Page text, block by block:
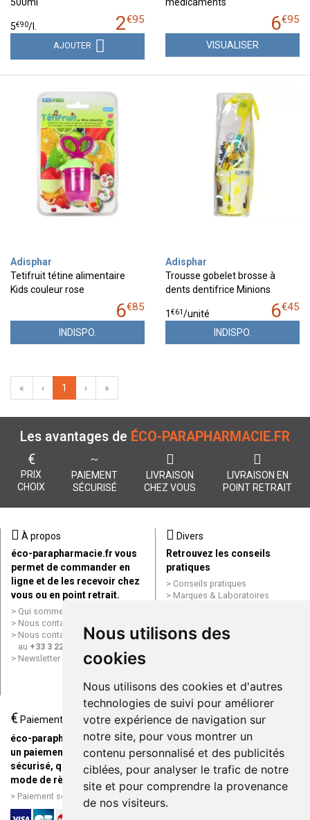
Nous utilisons des
cookies
Nous utilisons des cookies et d'autres
technologies de suivi pour améliorer
votre expérience de navigation sur
notre site, pour vous montrer un
contenu personnalisé et des publicités
ciblées, pour analyser le trafic de notre
site et pour comprendre la provenance
de nos visiteurs.
2€95
5€90/l.
AJOUTER
6€95
VISUALISER
Adisphar
Tetifruit tétine alimentaire
Kids couleur rose
6€85
INDISPO.
Adisphar
Trousse gobelet brosse à
dents dentifrice Minions
6€45
1 €61/unité
INDISPO.
« ‹ 1 › »
Les avantages de ÉCO-PARAPHARMACIE.FR
€
PRIX
CHOIX
PAIEMENT
SÉCURISÉ
LIVRAISON
CHEZ VOUS
LIVRAISON EN
POINT RETRAIT
À propos
éco-parapharmacie.fr vous
permet de commander en
ligne et de les recevoir chez
vous ou en point retrait.
Qui sommes nous ?
Nous contacter par e-mail
Nous contacter par téléphone
au +33 3 22 71 64 10
Newsletter
Divers
Retrouvez les conseils
pratiques
Conseils pratiques
Marques & Laboratoires
Mentions légales
Données personnelles
ligne
€Paiement
éco-parapharmacie.fr offre
un paiement entièrement
sécurisé, quel que soit le
mode de règlement
Paiement sécurisé et simple
Livraison / Point retrait
Commandez en ligne et
recevez votre commande
rapidement chez vous ou en
point retrait
Livraison chez vous ou en